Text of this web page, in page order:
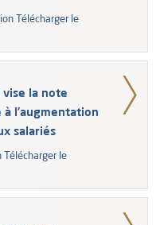
Télécharger le
vise la note
l’augmentation
salariés
Télécharger le